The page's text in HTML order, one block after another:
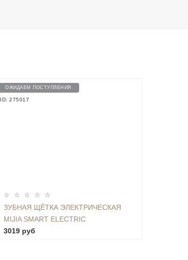
ОЖИДАЕМ ПОСТУПЛЕНИЯ
ID: 275017
ЗУБНАЯ ЩЁТКА ЭЛЕКТРИЧЕСКАЯ
MIJIA SMART ELECTRIC
TOOTHBRUSH T500 MES601
3019 руб